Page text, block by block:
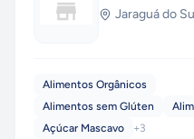
Jaraguá do
Alimentos Orgânicos
Alimentos sem Glúten
Açúcar Mascavo
+3